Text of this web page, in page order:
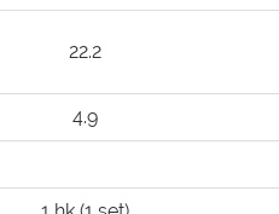
22.2
4.9